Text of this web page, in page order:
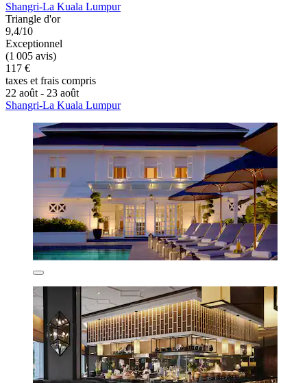
Shangri-La Kuala Lumpur
Triangle d'or
9,4/10
Exceptionnel
(1 005 avis)
117 €
taxes et frais compris
22 août - 23 août
Shangri-La Kuala Lumpur